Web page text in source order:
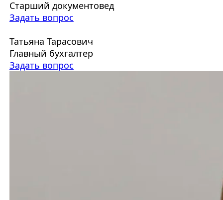
Старший документовед
Задать вопрос
Татьяна Тарасович
Главный бухгалтер
Задать вопрос